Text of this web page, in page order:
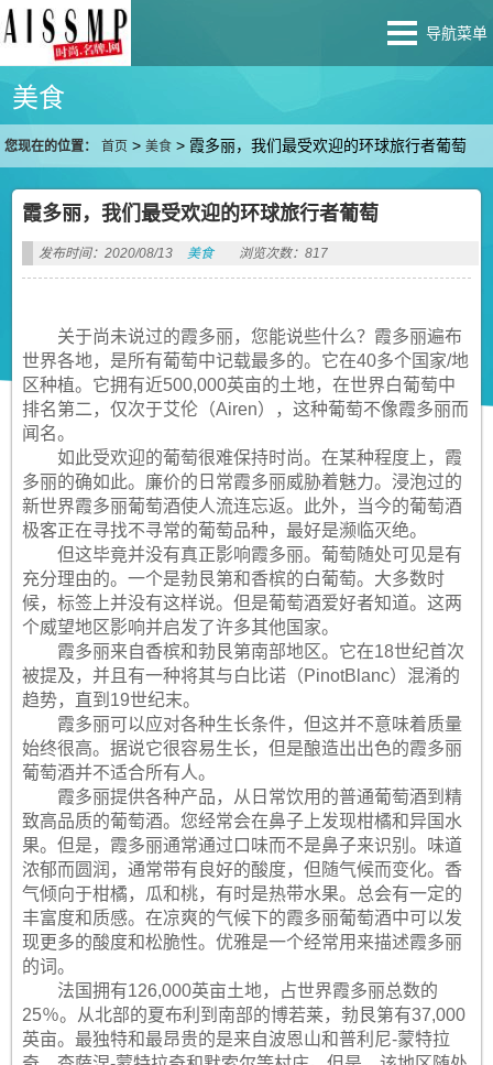
导航菜单
美食
您现在的位置： 首页 >美食 > 霞多丽，我们最受欢迎的环球旅行者葡萄
霞多丽，我们最受欢迎的环球旅行者葡萄
发布时间：2020/08/13 美食 浏览次数：817
关于尚未说过的霞多丽，您能说些什么？霞多丽遍布
世界各地，是所有葡萄中记载最多的。它在40多个国家/地
区种植。它拥有近500,000英亩的土地，在世界白葡萄中
排名第二，仅次于艾伦（Airen），这种葡萄不像霞多丽而
闻名。
如此受欢迎的葡萄很难保持时尚。在某种程度上，霞
多丽的确如此。廉价的日常霞多丽威胁着魅力。浸泡过的
新世界霞多丽葡萄酒使人流连忘返。此外，当今的葡萄酒
极客正在寻找不寻常的葡萄品种，最好是濒临灭绝。
但这毕竟并没有真正影响霞多丽。葡萄随处可见是有
充分理由的。一个是勃艮第和香槟的白葡萄。大多数时
候，标签上并没有这样说。但是葡萄酒爱好者知道。这两
个威望地区影响并启发了许多其他国家。
霞多丽来自香槟和勃艮第南部地区。它在18世纪首次
被提及，并且有一种将其与白比诺（PinotBlanc）混淆的
趋势，直到19世纪末。
霞多丽可以应对各种生长条件，但这并不意味着质量
始终很高。据说它很容易生长，但是酿造出出色的霞多丽
葡萄酒并不适合所有人。
霞多丽提供各种产品，从日常饮用的普通葡萄酒到精
致高品质的葡萄酒。您经常会在鼻子上发现柑橘和异国水
果。但是，霞多丽通常通过口味而不是鼻子来识别。味道
浓郁而圆润，通常带有良好的酸度，但随气候而变化。香
气倾向于柑橘，瓜和桃，有时是热带水果。总会有一定的
丰富度和质感。在凉爽的气候下的霞多丽葡萄酒中可以发
现更多的酸度和松脆性。优雅是一个经常用来描述霞多丽
的词。
法国拥有126,000英亩土地，占世界霞多丽总数的
25％。从北部的夏布利到南部的博若莱，勃艮第有37,000
英亩。最独特和最昂贵的是来自波恩山和普利尼-蒙特拉